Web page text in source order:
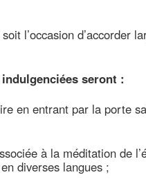
l’occasion d’accorder
seront :
en entrant par la porte
à la méditation de
diverses langues ;